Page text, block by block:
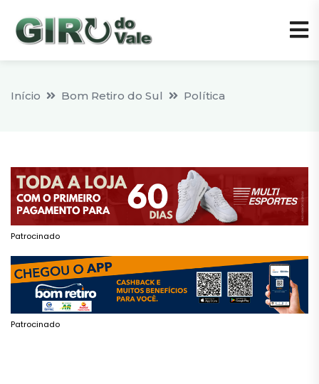
Início Bom Retiro do Sul Política
Patrocinado
Patrocinado